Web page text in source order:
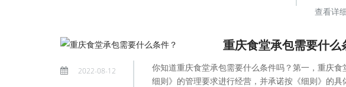
查看详
重庆食堂承包需要什么
2022-08-12
你知道重庆食堂承包需要什么条件吗？第一，重庆
细则》的管理要求进行经营，并承诺按《细则》的具